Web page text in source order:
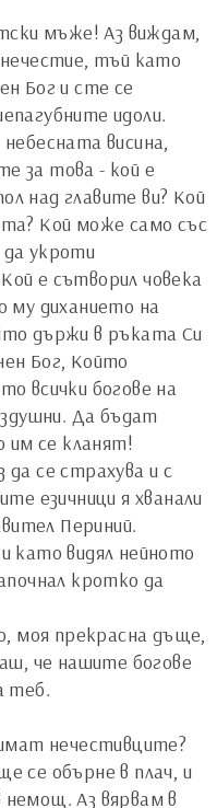
мъже! Аз виждам,
тъй като
Бог и сте се
идоли.
висина,
за това - кой е
над главите ви? Кой
Кой може само със
укроти
е сътворил човека
му диханието на
държи в ръката Си
Бог, Който
всички богове на
Да бъдат
им се кланят!
се страхува и с
езичници я хванали
Периний.
като видял нейното
кротко да
моя прекрасна дъще,
че нашите богове
теб.
нечестивците?
се обърне в плач, и
Аз вярвам в